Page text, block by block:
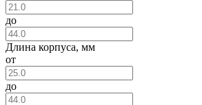
до
Длина корпуса, мм
от
до